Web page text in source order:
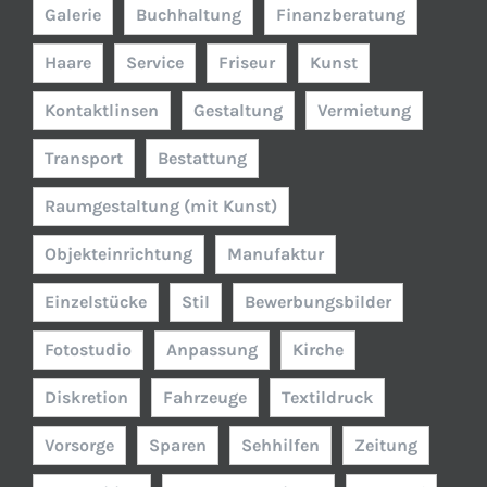
Galerie Buchhaltung Finanzberatung
Haare Service Friseur Kunst
Kontaktlinsen Gestaltung Vermietung
Transport Bestattung
Raumgestaltung (mit Kunst)
Objekteinrichtung Manufaktur
Einzelstücke Stil Bewerbungsbilder
Fotostudio Anpassung Kirche
Diskretion Fahrzeuge Textildruck
Vorsorge Sparen Sehhilfen Zeitung